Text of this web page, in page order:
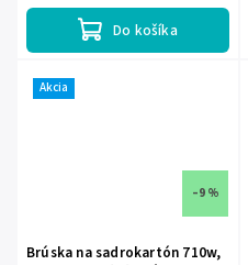
Do košíka
Akcia
–9 %
Brúska na sadrokartón 710w,